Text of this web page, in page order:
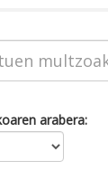
arabera